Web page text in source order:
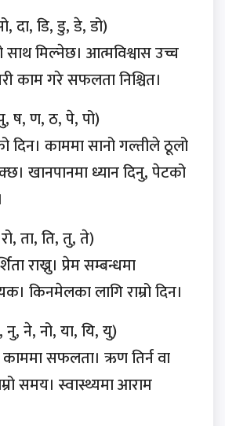
दा, डि, डु, डे, डो)
साथ मिल्नेछ। आत्मविश्वास उच्च
काम गरे सफलता निश्चित।
ष, ण, ठ, पे, पो)
दिन। काममा सानो गल्तीले ठूलो
खानपानमा ध्यान दिनु, पेटको
ता, ति, तु, ते)
राख्नु। प्रेम सम्बन्धमा
किनमेलका लागि राम्रो दिन।
नु, ने, नो, या, यि, यु)
सफलता। ऋण तिर्न वा
समय। स्वास्थ्यमा आराम